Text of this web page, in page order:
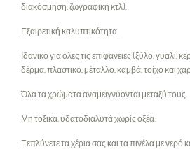
διακόσμηση, ζωγραφική κτλ).
Εξαιρετική καλυπτικότητα.
Ιδανικό για όλες τις επιφάνειες (ξύλο, γυαλί,
δέρμα, πλαστικό, μέταλλο, καμβά, τοίχο και
Όλα τα χρώματα αναμειγνύονται μεταξύ τους.
Μη τοξικά, υδατοδιαλυτά χωρίς οξέα.
Ξεπλύνετε τα χέρια σας και τα πινέλα με νερό